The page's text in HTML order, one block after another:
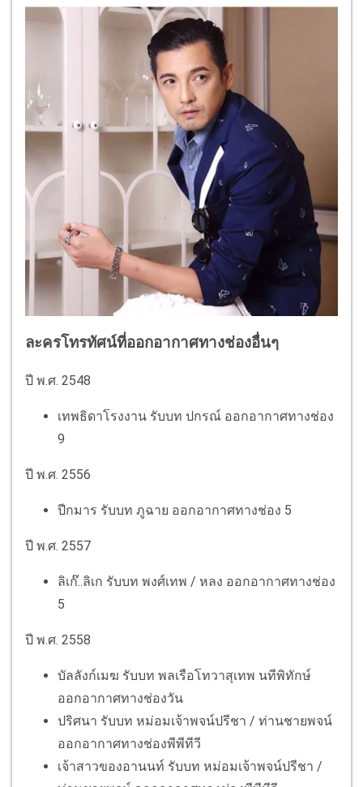
ละครโทรทัศน์ที่ออกอากาศทางช่องอื่นๆ
ปี พ.ศ. 2548
เทพธิดาโรงงาน รับบท ปกรณ์ ออกอากาศทางช่อง
9
ปี พ.ศ. 2556
ปีกมาร รับบท ภูฉาย ออกอากาศทางช่อง 5
ปี พ.ศ. 2557
ลิเก๊..ลิเก รับบท พงศ์เทพ / หลง ออกอากาศทางช่อง
5
ปี พ.ศ. 2558
บัลลังก์เมฆ รับบท พลเรือโทวาสุเทพ นทีพิทักษ์
ออกอากาศทางช่องวัน
ปริศนา รับบท หม่อมเจ้าพจน์ปรีชา / ท่านชายพจน์
ออกอากาศทางช่องพีพีทีวี
เจ้าสาวของอานนท์ รับบท หม่อมเจ้าพจน์ปรีชา /